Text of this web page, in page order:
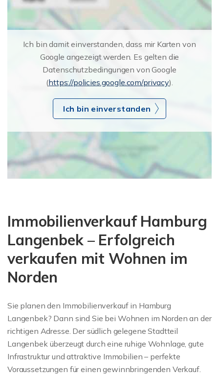
Ich bin damit einverstanden, dass mir Karten von
Google angezeigt werden. Es gelten die
Datenschutzbedingungen von Google
(https://policies.google.com/privacy).
Ich bin einverstanden
Immobilienverkauf Hamburg
Langenbek – Erfolgreich
verkaufen mit Wohnen im
Norden
Sie planen den Immobilienverkauf in Hamburg
Langenbek? Dann sind Sie bei Wohnen im Norden an der
richtigen Adresse. Der südlich gelegene Stadtteil
Langenbek überzeugt durch eine ruhige Wohnlage, gute
Infrastruktur und attraktive Immobilien – perfekte
Voraussetzungen für einen gewinnbringenden Verkauf.